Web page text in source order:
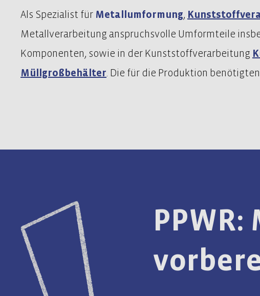
Als Spezialist für Metallumformung,
Metallverarbeitung anspruchsvolle Umformteile
Komponenten, sowie in der Kunststoffverarbeitung
Müllgroßbehälter . Die für die Produktion